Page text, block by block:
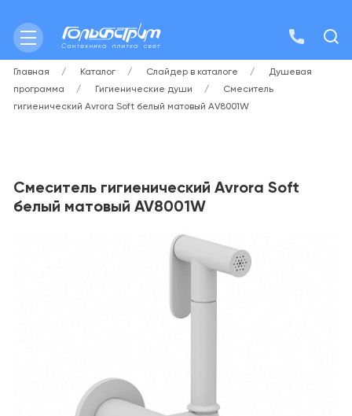
Главная Каталог Слайдер в каталоге
Душевая
программа
Гигиенические души
Смеситель
гигиенический Avrora Soft белый матовый AV8001W
Смеситель гигиенический Avrora Soft
белый матовый AV8001W